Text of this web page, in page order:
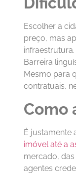
Escolher a
preço, mas
Barreira
Mesmo para
contratuais,
Como
É justamente
imóvel até a
mercado,
agentes